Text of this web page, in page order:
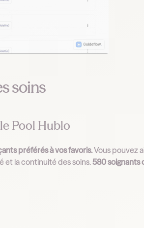
soins
Pool Hublo
préférés à vos favoris.Vous pouvez
et la continuité des soins.580 soignants